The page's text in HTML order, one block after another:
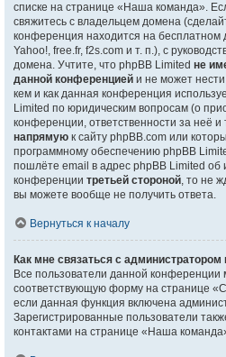
списке на странице «Наша команда».
свяжитесь с владельцем домена
конференция находится на
Yahoo!, free.fr, f2s.com и т. п.), с
домена. Учтите, что phpBB Limited не
данной конференцией и не может нести
кем и как данная конференция
Limited по юридическим вопросам (о
конференции, ответственности за неё и
напрямую к сайту phpBB.com или
программному обеспечению phpBB
пошлёте email в адрес phpBB Limited об
конференции третьей стороной, то не
вы можете вообще не получить ответа.
Вернуться к началу
Как мне связаться с
Все пользователи данной конференции
соответствующую форму на странице
если данная функция включена
Зарегистрированные пользователи
контактами на странице «Наша